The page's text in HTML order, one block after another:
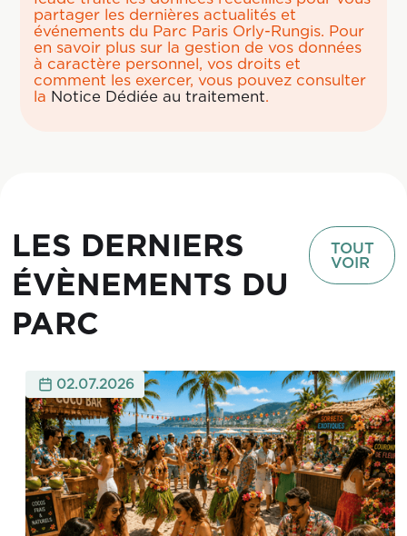
partager les dernières actualités et
événements du Parc Paris Orly-Rungis. Pour
en savoir plus sur la gestion de vos données
à caractère personnel, vos droits et
comment les exercer, vous pouvez consulter
la Notice Dédiée au traitement.
LES DERNIERS
ÉVÈNEMENTS DU
PARC
TOUT
VOIR
02.07.2026